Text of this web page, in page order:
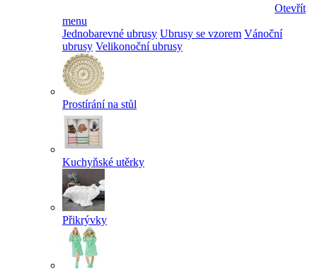
Otevřít
menu
Jednobarevné ubrusy Ubrusy se vzorem Vánoční
ubrusy Velikonoční ubrusy
Prostírání na stůl
Kuchyňské utěrky
Přikrývky